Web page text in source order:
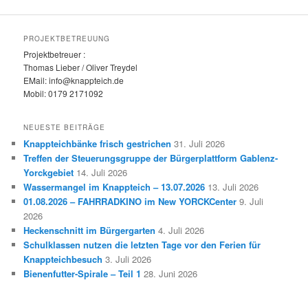
PROJEKTBETREUUNG
Projektbetreuer :
Thomas Lieber / Oliver Treydel
EMail: info@knappteich.de
Mobil: 0179 2171092
NEUESTE BEITRÄGE
Knappteichbänke frisch gestrichen 31. Juli 2026
Treffen der Steuerungsgruppe der Bürgerplattform Gablenz-
Yorckgebiet 14. Juli 2026
Wassermangel im Knappteich – 13.07.2026 13. Juli 2026
01.08.2026 – FAHRRADKINO im New YORCKCenter 9. Juli
2026
Heckenschnitt im Bürgergarten 4. Juli 2026
Schulklassen nutzen die letzten Tage vor den Ferien für
Knappteichbesuch 3. Juli 2026
Bienenfutter-Spirale – Teil 1 28. Juni 2026